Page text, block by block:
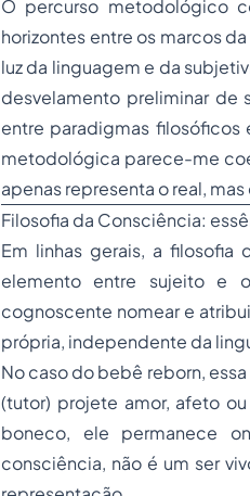
O percurso metodológico
horizontes entre os marcos
luz da linguagem e da
desvelamento preliminar
entre paradigmas filosóficos
metodológica parece-me
apenas representa o real,
Filosofia da Consciência:
Em linhas gerais, a
elemento entre sujeito e
cognoscente nomear e
própria, independente da
No caso do bebê reborn,
(tutor) projete amor, afeto
boneco, ele permanece
consciência, não é um ser